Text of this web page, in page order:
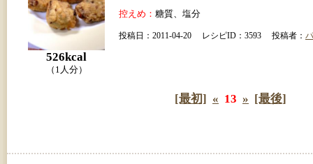
526kcal
（1人分）
控えめ： 糖質、塩分
投稿日：2011-04-20 レシピID：3593 投稿者：
[最初] « 13 » [最後]